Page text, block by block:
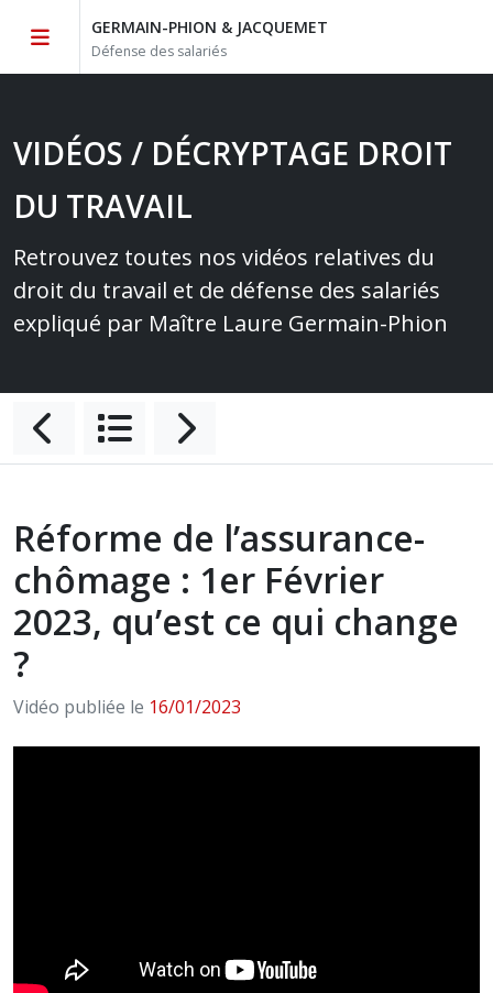
GERMAIN-PHION & JACQUEMET
Défense des salariés
VIDÉOS / DÉCRYPTAGE DROIT
DU TRAVAIL
Retrouvez toutes nos vidéos relatives du
droit du travail et de défense des salariés
expliqué par Maître Laure Germain-Phion
Réforme de l’assurance-
chômage : 1er Février
2023, qu’est ce qui change
?
Vidéo publiée le 16/01/2023